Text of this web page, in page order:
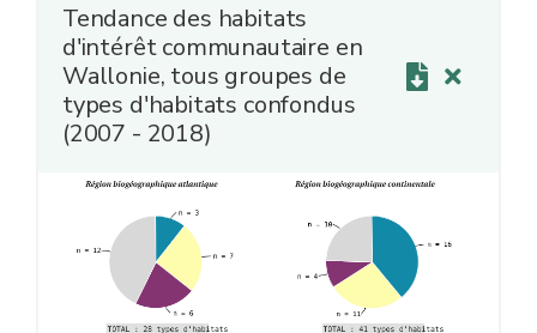
Tendance des habitats
d'intérêt communautaire en
Wallonie, tous groupes de
types d'habitats confondus
(2007 - 2018)